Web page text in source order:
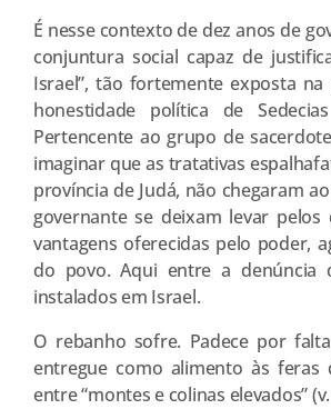
É nesse contexto de dez anos de
conjuntura social capaz de
Israel”, tão fortemente exposta
honestidade política de
Pertencente ao grupo de
imaginar que as tratativas
província de Judá, não chegaram
governante se deixam levar
vantagens oferecidas pelo poder,
do povo. Aqui entre a denúncia
instalados em Israel.
O rebanho sofre. Padece por
entregue como alimento às feras
entre “montes e colinas elevados”